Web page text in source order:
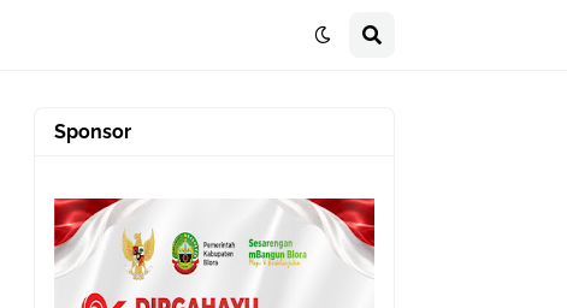
Sponsor